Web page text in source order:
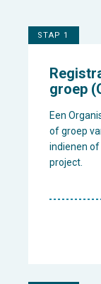
STAP 1
groep
Een
of groep
indienen of
project.